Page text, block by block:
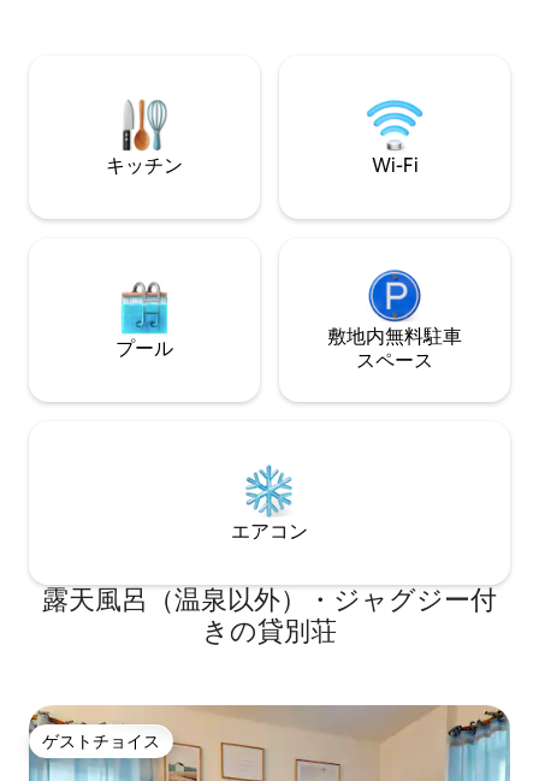
す。有料駐車場付
キッチン Wi-Fi
プール
敷地内無料駐⁠車
ス⁠ペ⁠ー⁠ス
エアコン
露天風呂（温泉以外）・ジャグジー付
きの貸別荘
ゲストチョイス
ゲストチョイス